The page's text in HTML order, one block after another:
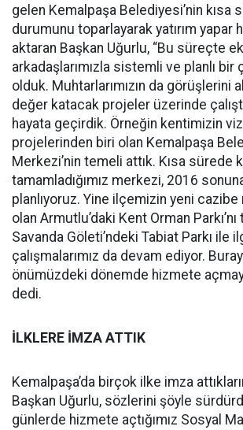
gelen Kemalpaşa Belediyesi’nin kısa
durumunu toparlayarak yatırım yapar
aktaran Başkan Uğurlu, “Bu süreçte
arkadaşlarımızla sistemli ve planlı bir
olduk. Muhtarlarımızın da görüşlerini
değer katacak projeler üzerinde
hayata geçirdik. Örneğin kentimizin
projelerinden biri olan Kemalpaşa
Merkezi’nin temeli attık. Kısa sürede
tamamladığımız merkezi, 2016
planlıyoruz. Yine ilçemizin yeni
olan Armutlu’daki Kent Orman Parkı’nı
Savanda Göleti’ndeki Tabiat Parkı ile
çalışmalarımız da devam ediyor.
önümüzdeki dönemde hizmete
dedi.
İLKLERE İMZA ATTIK
Kemalpaşa’da birçok ilke imza
Başkan Uğurlu, sözlerini şöyle
günlerde hizmete açtığımız Sosyal